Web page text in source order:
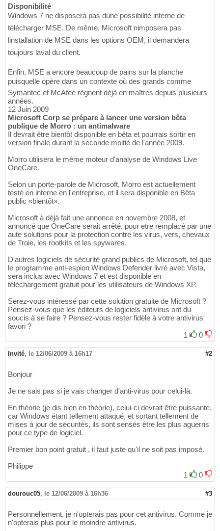
Disponibilité
Windows 7 ne disposera pas dune possibilité interne de
télécharger MSE. De même, Microsoft nimposera pas
linstallation de MSE dans les options OEM, il demandera
toujours laval du client.
Enfin, MSE a encore beaucoup de pains sur la planche
puisquelle opère dans un contexte où des grands comme
Symantec et McAfee règnent déjà en maîtres depuis plusieurs
années.
12 Juin 2009
Microsoft Corp se prépare à lancer une version bêta
publique de Morro : un antimalware
Il devrait être bientôt disponible en bêta et pourrais sortir en
version finale durant la seconde moitié de l'année 2009.
Morro utilisera le même moteur d'analyse de Windows Live
OneCare.
Selon un porte-parole de Microsoft, Morro est actuellement
testé en interne en l'entreprise, et il sera disponible en Bêta
public «bientôt».
Microsoft à déjà fait une annonce en novembre 2008, et
annoncé que OneCare serait arrêté, pour etre remplacé par une
aute solutions pour la protection contre les virus, vers, chevaux
de Troie, les rootkits et les spywares.
D'autres logiciels de sécurité grand publics de Microsoft, tel que
le programme anti-espion Windows Defender livré avec Vista,
sera inclus avec Windows 7 et est disponible en
téléchargement gratuit pour les utilisateurs de Windows XP.
Serez-vous intéressé par cette solution gratuite de Microsoft ?
Pensez-vous que les éditeurs de logiciels antivirus ont du
soucis à se faire ? Pensez-vous rester fidèle à votre antivirus
favori ?
1
0
Invité, le 12/06/2009 à 16h17 #2
Bonjour
Je ne sais pas si je vais changer d'anti-virus pour celui-là.
En théorie (je dis bien en théorie), celui-ci devrait être puissante,
car Windows étant tellement attaqué, et sortant tellement de
mises à jour de sécurités, ils sont sensés être les plus aguerris
pour ce type de logiciel.
Premier bon point gratuit , il faut juste qu'il ne soit pas imposé.
Philippe
1
0
dourouc05, le 12/06/2009 à 16h36 #3
Personnellement, je n'opterais pas pour cet antivirus. Comme je
n'opterais plus pour le moindre antivirus.